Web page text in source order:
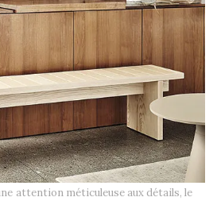
attention méticuleuse aux détails, le